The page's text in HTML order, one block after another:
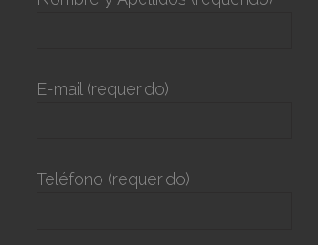
E-mail (requerido)
Teléfono (requerido)